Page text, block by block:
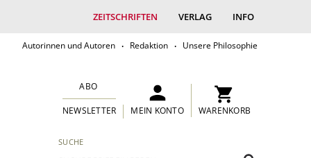
ZEITSCHRIFTEN VERLAG INFO
Autorinnen und Autoren Redaktion Unsere Philosophie
SUCHE
ABO
NEWSLETTER MEIN KONTO WARENKORB